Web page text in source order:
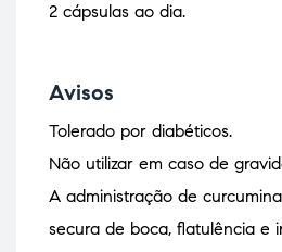
2 cápsulas ao dia.
Avisos
Tolerado por diabéticos.
Não utilizar em caso de
A administração de
secura de boca, flatulência e